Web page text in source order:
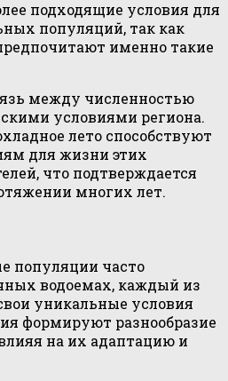
подходящие условия для
популяций, так как
именно такие
между численностью
условиями региона.
лето способствуют
для жизни этих
что подтверждается
многих лет.
популяции часто
водоемах, каждый из
уникальные условия
формируют разнообразие
на их адаптацию и